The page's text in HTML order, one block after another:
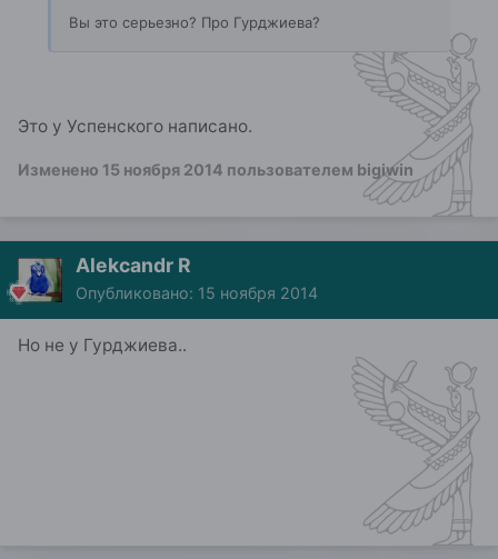
Вы это серьезно? Про Гурджиева?
Это у Успенского написано.
Изменено 15 ноября 2014 пользователем bigiwin
Alekcandr R
Опубликовано: 15 ноября 2014
Но не у Гурджиева..